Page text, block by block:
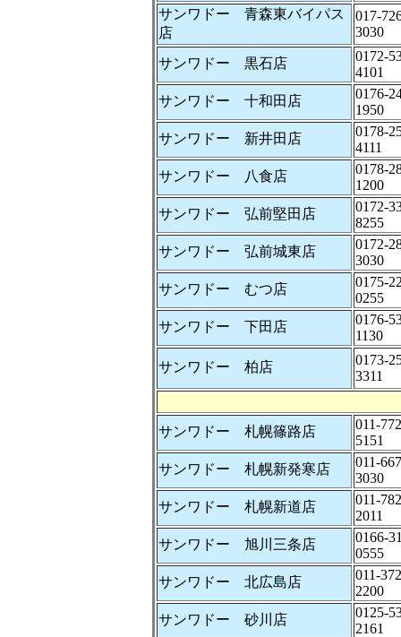
サンワドー 青森東バイパス
店
017-
3030
サンワドー 黒石店
0172-
4101
サンワドー 十和田店
0176-
1950
サンワドー 新井田店
0178-
4111
サンワドー 八食店
0178-
1200
サンワドー 弘前堅田店
0172-
8255
サンワドー 弘前城東店
0172-
3030
サンワドー むつ店
0175-
0255
サンワドー 下田店
0176-
1130
サンワドー 柏店
0173-
3311
サンワドー 札幌篠路店
011-
5151
サンワドー 札幌新発寒店
011-
3030
サンワドー 札幌新道店
011-
2011
サンワドー 旭川三条店
0166-
0555
サンワドー 北広島店
011-
2200
サンワドー 砂川店
0125-
2161